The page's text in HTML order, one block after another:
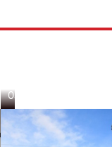
03.08.26